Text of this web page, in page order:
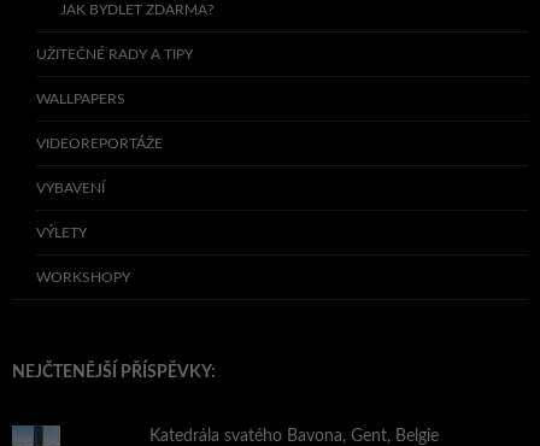
JAK BYDLET ZDARMA?
UŽITEČNÉ RADY A TIPY
WALLPAPERS
VIDEOREPORTÁŽE
VYBAVENÍ
VÝLETY
WORKSHOPY
NEJČTENĚJŠÍ PŘÍSPĚVKY:
Katedrála svatého Bavona, Gent, Belgie